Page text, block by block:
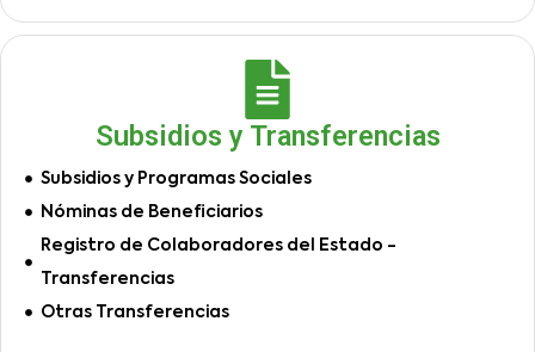
Subsidios y Transferencias
Subsidios y Programas Sociales
Nóminas de Beneficiarios
Registro de Colaboradores del Estado -
Transferencias
Otras Transferencias